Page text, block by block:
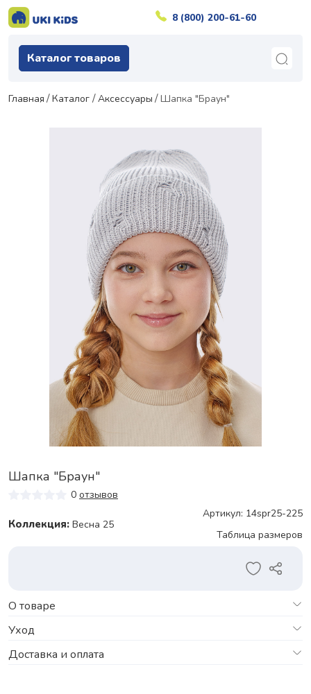
8 (800) 200-61-60
Каталог товаров
Главная Каталог Аксессуары Шапка "Браун"
Шапка "Браун"
0 отзывов
Коллекция: Весна 25
Артикул: 14spr25-225
Таблица размеров
О товаре
Уход
Доставка и оплата